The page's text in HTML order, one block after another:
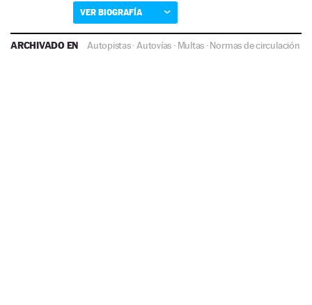
VER BIOGRAFÍA
ARCHIVADO EN Autopistas· Autovías · Multas ·Normas de circulación